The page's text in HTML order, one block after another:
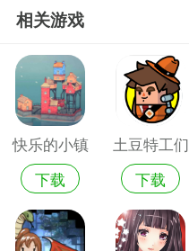
相关游戏
快乐的小镇
故事手机游
戏
下载
土豆特工们
的故事安卓
版
下载